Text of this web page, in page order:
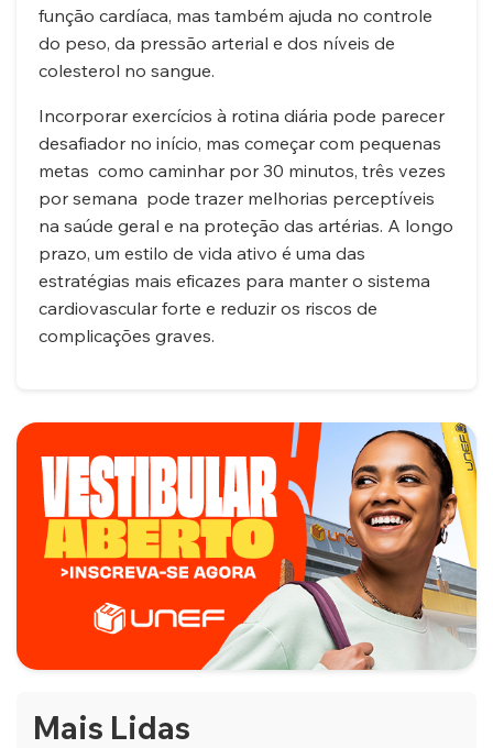
função cardíaca, mas também ajuda no controle
do peso, da pressão arterial e dos níveis de
colesterol no sangue.
Incorporar exercícios à rotina diária pode parecer
desafiador no início, mas começar com pequenas
metas como caminhar por 30 minutos, três vezes
por semana pode trazer melhorias perceptíveis
na saúde geral e na proteção das artérias. A longo
prazo, um estilo de vida ativo é uma das
estratégias mais eficazes para manter o sistema
cardiovascular forte e reduzir os riscos de
complicações graves.
Mais Lidas